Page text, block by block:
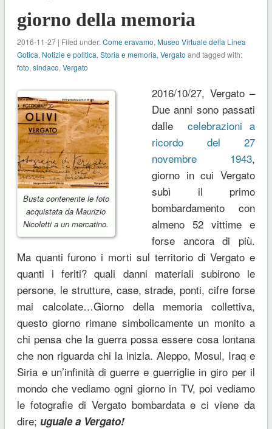
giorno della memoria
2016-11-27 | Filed under:Come eravamo, Museo Virtuale della Linea
Gotica, Notizie e politica, Storia e memoria, Vergato and tagged with:
foto, sindaco, Vergato
Busta contenente le foto
acquistata da Maurizio
Nicoletti a un mercatino.
2016/10/27, Vergato –
Due anni sono passati
dalle
celebrazioni a
ricordo del 27
novembre 1943,
giorno in cui Vergato
subì il primo
bombardamento con
almeno 52 vittime e
forse ancora di più.
Ma quanti furono i morti sul territorio di Vergato e
quanti i feriti? quali danni materiali subirono le
persone, le strutture, case, strade, ponti, cifre forse
mai calcolate…Giorno della memoria collettiva,
questo giorno rimane simbolicamente un monito a
chi pensa che la guerra possa essere cosa lontana
che non riguarda chi la inizia. Aleppo, Mosul, Iraq e
Siria e un’infinità di guerre e guerriglie in giro per il
mondo che vediamo ogni giorno in TV, poi vediamo
le fotografie di Vergato bombardata e ci viene da
dire; uguale a Vergato!